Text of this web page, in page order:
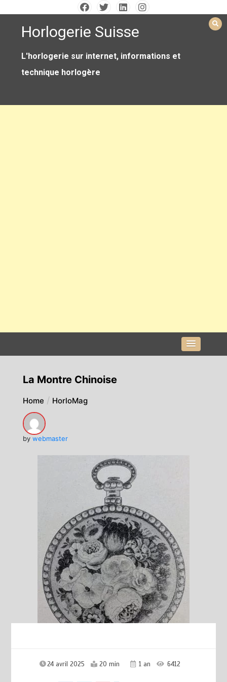
contentHorlogerie Suisse
L'horlogerie sur internet, informations et
technique horlogère
La Montre Chinoise
Home HorloMag
by webmaster
24 avril 2025 20 min 1 an 6412